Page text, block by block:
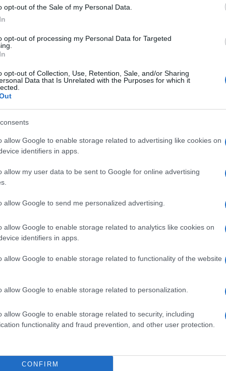
opt-out of the Sale of my Personal Data.
opt-out of processing my Personal Data for Targeted
opt-out of Collection, Use, Retention, Sale, and/or Sharing
Data that Is Unrelated with the Purposes for which it
allow Google to enable storage related to advertising like cookies on
identifiers in apps.
allow my user data to be sent to Google for online advertising
allow Google to send me personalized advertising.
allow Google to enable storage related to analytics like cookies on
identifiers in apps.
allow Google to enable storage related to functionality of the website
allow Google to enable storage related to personalization.
allow Google to enable storage related to security, including
functionality and fraud prevention, and other user protection.
CONFIRM
τον Σωτήρη, έχοντας ενδείξεις πως
της Δέσποινας, ενώ η ανησυχία του
την επιπλοκή στην εγκυμοσύνη της.
έχει μιλήσει στον Νικηφόρο
«επιληφθεί του θέματος» και να τον
τη Χριστίνα και τον Αντρέα
στον «πόλεμο» που άνοιξε ο